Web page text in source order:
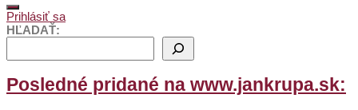
Prihlásiť sa
HĽADAŤ:
Posledné pridané na www.jankrupa.sk: